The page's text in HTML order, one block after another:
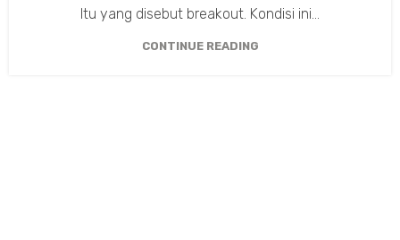
Itu yang disebut breakout. Kondisi ini...
CONTINUE READING